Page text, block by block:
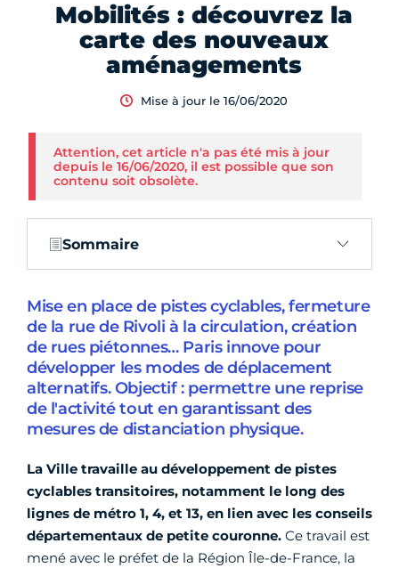
Mobilités : découvrez la
carte des nouveaux
aménagements
Mise à jour le 16/06/2020
Attention, cet article n'a pas été mis à jour
depuis le 16/06/2020, il est possible que son
contenu soit obsolète.
Sommaire
Mise en place de pistes cyclables, fermeture
de la rue de Rivoli à la circulation, création
de rues piétonnes… Paris innove pour
développer les modes de déplacement
alternatifs. Objectif : permettre une reprise
de l'activité tout en garantissant des
mesures de distanciation physique.
La Ville travaille au développement de pistes
cyclables transitoires, notamment le long des
lignes de métro 1, 4, et 13, en lien avec les conseils
départementaux de petite couronne. Ce travail est
mené avec le préfet de la Région Île-de-France, la